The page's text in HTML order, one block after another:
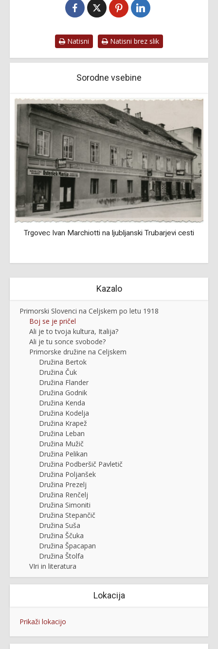
Natisni Natisni brez slik
Sorodne vsebine
Trgovec Ivan Marchiotti na ljubljanski Trubarjevi cesti
Kazalo
Primorski Slovenci na Celjskem po letu 1918
Boj se je pričel
Ali je to tvoja kultura, Italija?
Ali je tu sonce svobode?
Primorske družine na Celjskem
Družina Bertok
Družina Čuk
Družina Flander
Družina Godnik
Družina Kenda
Družina Kodelja
Družina Krapež
Družina Leban
Družina Mužič
Družina Pelikan
Družina Podberšič Pavletič
Družina Poljanšek
Družina Prezelj
Družina Renčelj
Družina Simoniti
Družina Stepančič
Družina Suša
Družina Ščuka
Družina Špacapan
Družina Štolfa
VIri in literatura
Lokacija
Prikaži lokacijo